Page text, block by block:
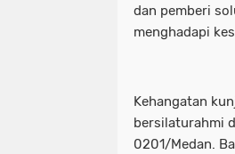
dan pemberi
menghadapi
Kehangatan
bersilaturahmi
0201/Medan.